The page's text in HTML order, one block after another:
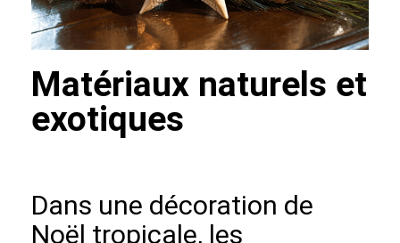
Matériaux naturels et
exotiques
Dans une décoration de
Noël tropicale, les